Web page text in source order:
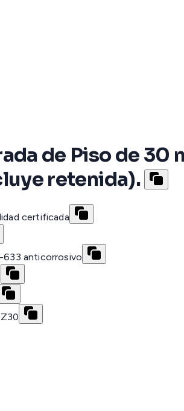
de Piso de 30
retenida).
certificada
633 anticorrosivo